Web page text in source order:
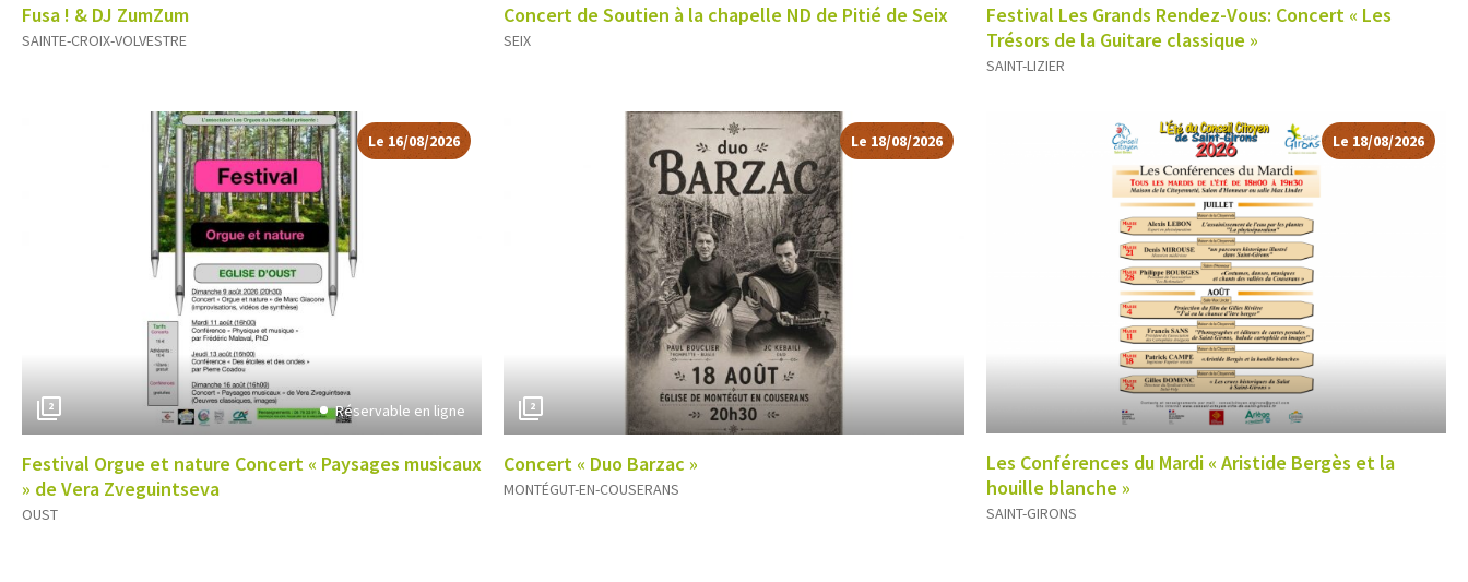
Fusa ! & DJ ZumZum
SAINTE-CROIX-VOLVESTRE
Concert de Soutien à la chapelle ND de Pitié de Seix
SEIX
Festival Les Grands Rendez-Vous: Concert « Les
Trésors de la Guitare classique »
SAINT-LIZIER
Le 16/08/2026
2 Réservable en ligne
Festival Orgue et nature Concert « Paysages musicaux
» de Vera Zveguintseva
OUST
Le 18/08/2026
2
Concert « Duo Barzac »
MONTÉGUT-EN-COUSERANS
Le 18/08/2026
Les Conférences du Mardi « Aristide Bergès et la
houille blanche »
SAINT-GIRONS